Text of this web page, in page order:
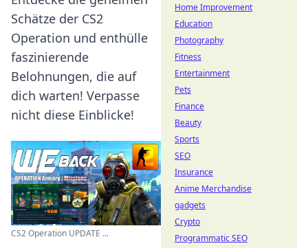
Schätze der CS2
Operation und enthülle
faszinierende
Belohnungen, die auf
dich warten! Verpasse
nicht diese Einblicke!
CS2 Operation UPDATE ...
Home Improvement
Education
Photography
Fitness
Entertainment
Pets
Finance
Beauty
Sports
SEO
Insurance
Anime Merchandise
gadgets
Crypto
Programmatic SEO